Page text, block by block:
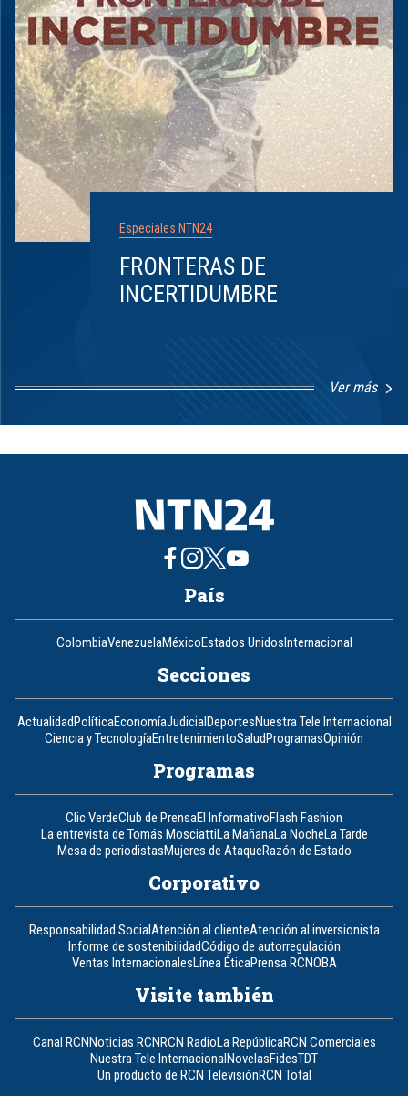
Especiales NTN24
FRONTERAS DE
INCERTIDUMBRE
Ver más
1
8
País
ColombiaVenezuelaMéxicoEstados UnidosInternacional
Secciones
ActualidadPolíticaEconomíaJudicialDeportesNuestra Tele Internacional
Ciencia y TecnologíaEntretenimientoSaludProgramasOpinión
Programas
Clic VerdeClub de PrensaEl InformativoFlash Fashion
La entrevista de Tomás MosciattiLa MañanaLa NocheLa Tarde
Mesa de periodistasMujeres de AtaqueRazón de Estado
Corporativo
Responsabilidad SocialAtención al clienteAtención al inversionista
Informe de sostenibilidadCódigo de autorregulación
Ventas InternacionalesLínea ÉticaPrensa RCNOBA
Visite también
Canal RCNNoticias RCNRCN RadioLa RepúblicaRCN Comerciales
Nuestra Tele InternacionalNovelasFidesTDT
Un producto de RCN TelevisiónRCN Total